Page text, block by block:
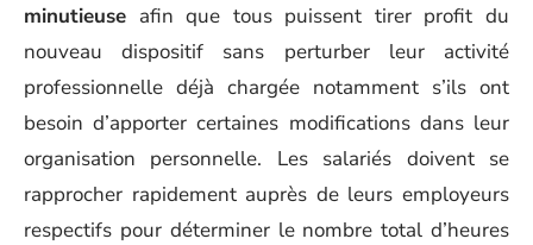
minutieuse afin que tous puissent tirer profit du
nouveau dispositif sans perturber leur activité
professionnelle déjà chargée notamment s’ils ont
besoin d’apporter certaines modifications dans leur
organisation personnelle. Les salariés doivent se
rapprocher rapidement auprès de leurs employeurs
respectifs pour déterminer le nombre total d’heures